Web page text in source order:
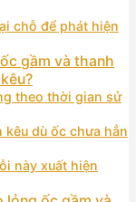
chỗ để phát hiện
gầm và thanh
theo thời gian sử
dù ốc chưa hẳn
này xuất hiện